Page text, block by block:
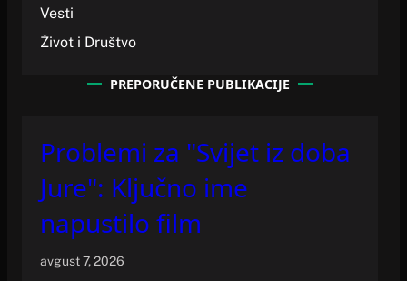
Vesti
Život i Društvo
PREPORUČENE PUBLIKACIJE
Problemi za "Svijet iz doba
Jure": Ključno ime
napustilo film
avgust 7, 2026